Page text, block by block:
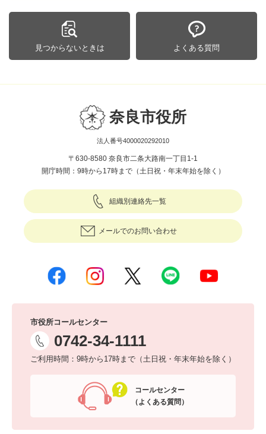
見つからないときは よくある質問
奈良市役所
法人番号4000020292010
〒630-8580 奈良市二条大路南一丁目1-1
開庁時間：9時から17時まで（土日祝・年末年始を除く）
組織別連絡先一覧
メールでのお問い合わせ
市役所コールセンター
0742-34-1111
ご利用時間：9時から17時まで（土日祝・年末年始を除く）
コールセンター
（よくある質問）